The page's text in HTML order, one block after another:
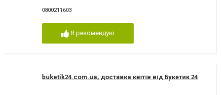
0800211603
Я рекомендую
buketik24.com.ua, доставка квітів від Букетик 24